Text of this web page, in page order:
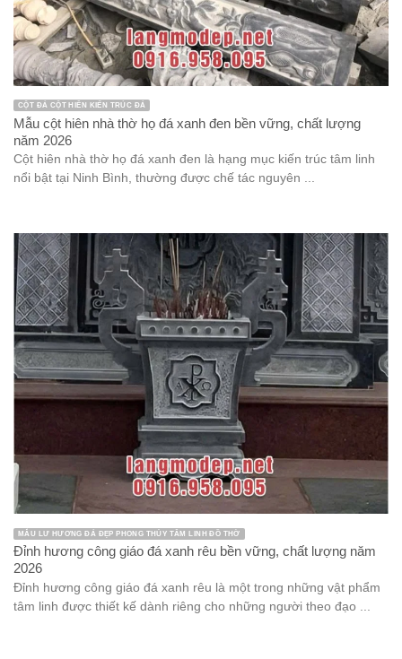
CỘT ĐÁ CỘT HIÊN KIẾN TRÚC ĐÁ
Mẫu cột hiên nhà thờ họ đá xanh đen bền vững, chất lượng
năm 2026
Cột hiên nhà thờ họ đá xanh đen là hạng mục kiến trúc tâm linh
nổi bật tại Ninh Bình, thường được chế tác nguyên ...
MẪU LƯ HƯƠNG ĐÁ ĐẸP PHONG THỦY TÂM LINH ĐỒ THỜ
Đỉnh hương công giáo đá xanh rêu bền vững, chất lượng năm
2026
Đỉnh hương công giáo đá xanh rêu là một trong những vật phẩm
tâm linh được thiết kế dành riêng cho những người theo đạo ...